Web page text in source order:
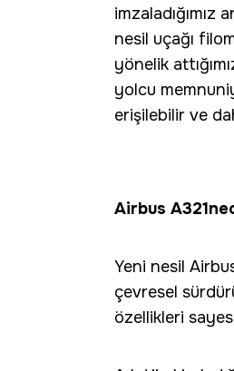
nesil uçağı
yönelik
yolcu
erişilebilir ve
Airbus
Yeni nesil
çevresel
özellikleri